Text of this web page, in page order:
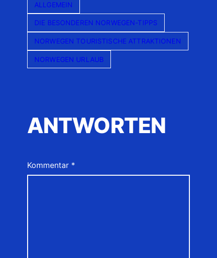
ALLGEMEIN
DIE BESONDEREN NORWEGEN-TIPPS
NORWEGEN TOURISTISCHE ATTRAKTIONEN
NORWEGEN URLAUB
ANTWORTEN
Kommentar *